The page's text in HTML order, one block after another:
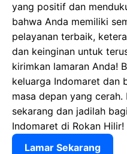
yang positif dan
bahwa Anda memiliki
pelayanan terbaik,
dan keinginan untuk
kirimkan lamaran Anda!
keluarga Indomaret dan
masa depan yang
sekarang dan jadilah
Indomaret di Rokan Hilir!
Lamar Sekarang